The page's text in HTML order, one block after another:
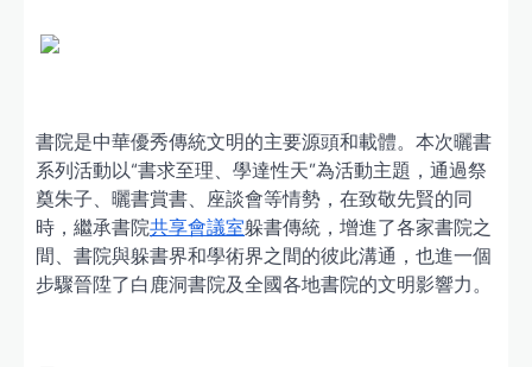
書院是中華優秀傳統文明的主要源頭和載體。本次曬書
系列活動以“書求至理、學達性天”為活動主題，通過祭
奠朱子、曬書賞書、座談會等情勢，在致敬先賢的同
時，繼承書院共享會議室躲書傳統，增進了各家書院之
間、書院與躲書界和學術界之間的彼此溝通，也進一個
步驟晉陞了白鹿洞書院及全國各地書院的文明影響力。